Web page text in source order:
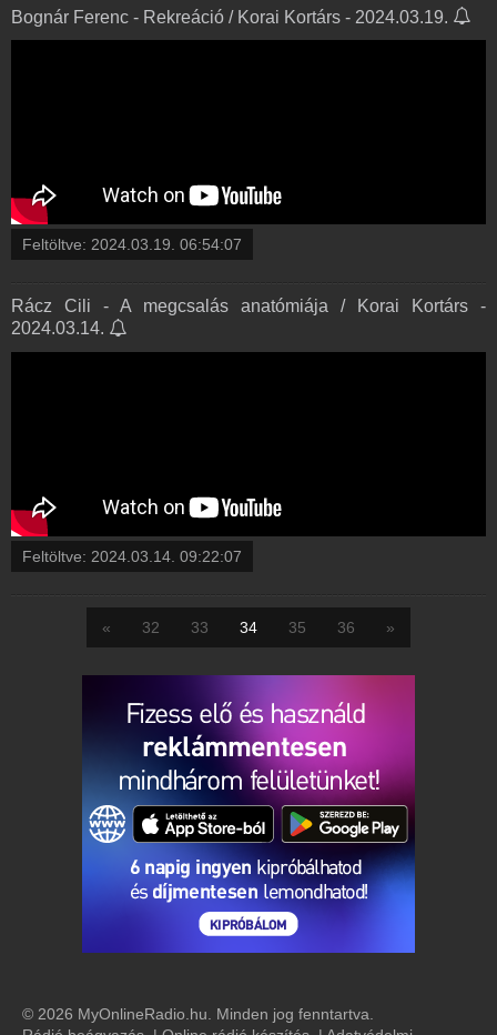
Bognár Ferenc - Rekreáció / Korai Kortárs - 2024.03.19.
Feltöltve: 2024.03.19. 06:54:07
Rácz Cili - A megcsalás anatómiája / Korai Kortárs -
2024.03.14.
Feltöltve: 2024.03.14. 09:22:07
« 32 33 34 35 36 »
© 2026 MyOnlineRadio.hu. Minden jog fenntartva.